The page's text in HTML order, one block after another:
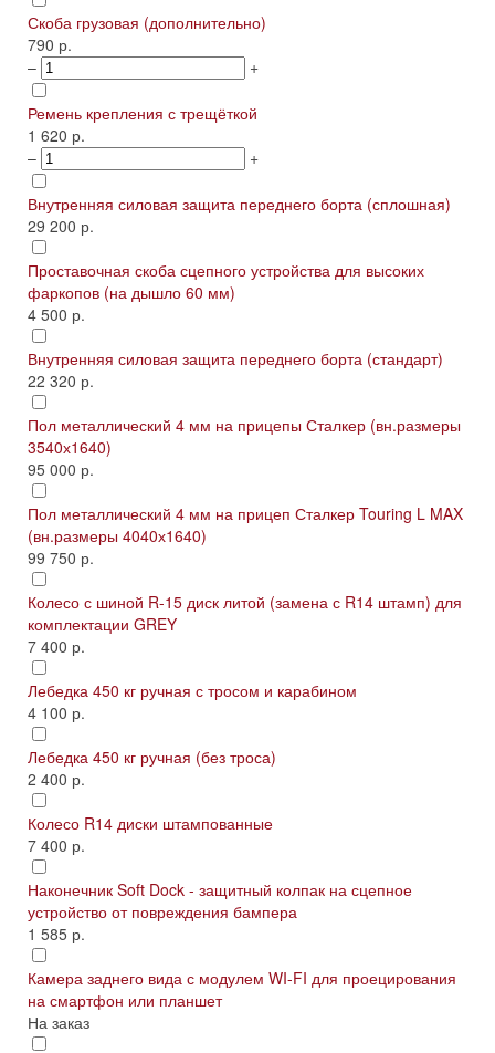
Скоба грузовая (дополнительно)
790 р.
–
+
Ремень крепления с трещёткой
1 620 р.
–
+
Внутренняя силовая защита переднего борта (сплошная)
29 200 р.
Проставочная скоба сцепного устройства для высоких
фаркопов (на дышло 60 мм)
4 500 р.
Внутренняя силовая защита переднего борта (стандарт)
22 320 р.
Пол металлический 4 мм на прицепы Сталкер (вн.размеры
3540х1640)
95 000 р.
Пол металлический 4 мм на прицеп Сталкер Touring L MAX
(вн.размеры 4040х1640)
99 750 р.
Колесо с шиной R-15 диск литой (замена с R14 штамп) для
комплектации GREY
7 400 р.
Лебедка 450 кг ручная с тросом и карабином
4 100 р.
Лебедка 450 кг ручная (без троса)
2 400 р.
Колесо R14 диски штампованные
7 400 р.
Наконечник Soft Dock - защитный колпак на сцепное
устройство от повреждения бампера
1 585 р.
Камера заднего вида с модулем WI-FI для проецирования
на смартфон или планшет
На заказ